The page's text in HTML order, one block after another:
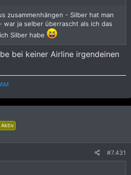
zusammenhängen - Silber hat man
war ja selber überrascht als ich das
Silber habe
bei keiner Airline irgendeinen
#7.431